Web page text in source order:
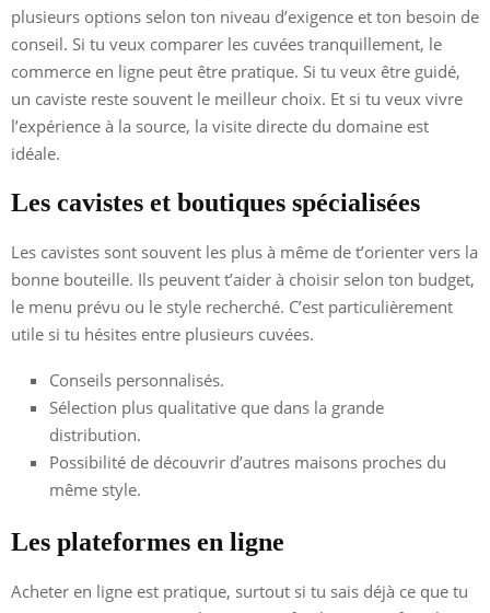
plusieurs options selon ton niveau d’exigence et ton besoin de
conseil. Si tu veux comparer les cuvées tranquillement, le
commerce en ligne peut être pratique. Si tu veux être guidé,
un caviste reste souvent le meilleur choix. Et si tu veux vivre
l’expérience à la source, la visite directe du domaine est
idéale.
Les cavistes et boutiques spécialisées
Les cavistes sont souvent les plus à même de t’orienter vers la
bonne bouteille. Ils peuvent t’aider à choisir selon ton budget,
le menu prévu ou le style recherché. C’est particulièrement
utile si tu hésites entre plusieurs cuvées.
Conseils personnalisés.
Sélection plus qualitative que dans la grande
distribution.
Possibilité de découvrir d’autres maisons proches du
même style.
Les plateformes en ligne
Acheter en ligne est pratique, surtout si tu sais déjà ce que tu